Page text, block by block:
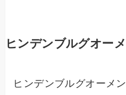
ヒンデンブルグオー
ヒンデンブルグオーメ